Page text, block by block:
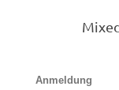
Anmeldung